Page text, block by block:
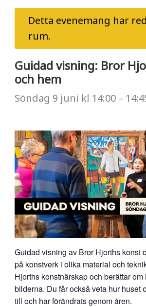
Detta evenemang har
rum.
Guidad visning: Bror
och hem
Söndag 9 juni kl 14:00 –
Guidad visning av Bror Hjorths konst
på konstverk i olika material och
Hjorths konstnärskap och berättar
bilderna. Du får också veta hur huset
till och har förändrats genom åren.